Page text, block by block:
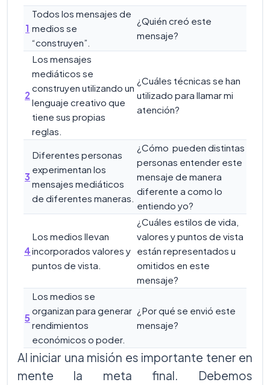
1
Todos los mensajes de
medios se
“construyen”.
¿Quién creó este
mensaje?
2
Los mensajes
mediáticos se
construyen utilizando un
lenguaje creativo que
tiene sus propias
reglas.
¿Cuáles técnicas se han
utilizado para llamar mi
atención?
3
Diferentes personas
experimentan los
mensajes mediáticos
de diferentes maneras.
¿Cómo pueden distintas
personas entender este
mensaje de manera
diferente a como lo
entiendo yo?
4
Los medios llevan
incorporados valores y
puntos de vista.
¿Cuáles estilos de vida,
valores y puntos de vista
están representados u
omitidos en este
mensaje?
5
Los medios se
organizan para generar
rendimientos
económicos o poder.
¿Por qué se envió este
mensaje?
Al iniciar una misión es importante tener en
mente la meta final. Debemos